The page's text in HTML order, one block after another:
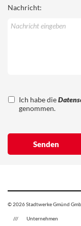
Nachricht:
Ich habe die
genommen.
© 2026 Stadtwerke Gmünd
Unternehmen